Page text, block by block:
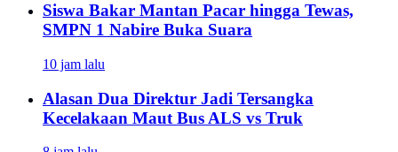
Siswa Bakar Mantan Pacar hingga Tewas,
SMPN 1 Nabire Buka Suara
10 jam lalu
Alasan Dua Direktur Jadi Tersangka
Kecelakaan Maut Bus ALS vs Truk